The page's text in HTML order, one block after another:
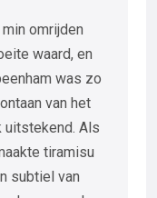
omrijden
waard, en
was zo
van het
uitstekend. Als
tiramisu
subtiel van